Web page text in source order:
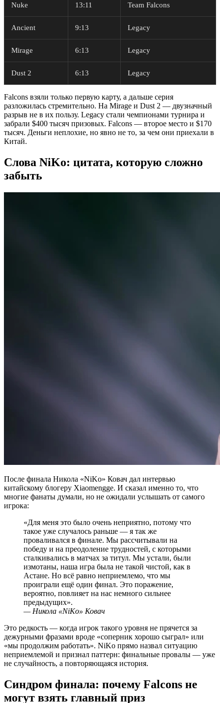
Nuke 13:11 Team Falcons
Ancient 9:13 Legacy
Mirage 6:13 Legacy
Dust 2 6:13 Legacy
Falcons взяли только первую карту, а дальше серия
разложилась стремительно. На Mirage и Dust 2 — двузначный
разрыв не в их пользу. Legacy стали чемпионами турнира и
забрали $400 тысяч призовых. Falcons — второе место и $170
тысяч. Деньги неплохие, но явно не то, за чем они приехали в
Китай.
Слова NiKo: цитата, которую сложно
забыть
После финала Никола «NiKo» Ковач дал интервью
китайскому блогеру Xiaomengge. И сказал именно то, что
многие фанаты думали, но не ожидали услышать от самого
игрока:
«Для меня это было очень неприятно, потому что
такое уже случалось раньше — я так же
проваливался в финале. Мы рассчитывали на
победу и на преодоление трудностей, с которыми
сталкивались в матчах за титул. Мы устали, были
измотаны, наша игра была не такой чистой, как в
Астане. Но всё равно неприемлемо, что мы
проиграли ещё один финал. Это поражение,
вероятно, повлияет на нас немного сильнее
предыдущих».
— Никола «NiKo» Ковач
Это редкость — когда игрок такого уровня не прячется за
дежурными фразами вроде «соперник хорошо сыграл» или
«мы продолжим работать». NiKo прямо назвал ситуацию
неприемлемой и признал паттерн: финальные провалы — уже
не случайность, а повторяющаяся история.
Синдром финала: почему Falcons не
могут взять главный приз